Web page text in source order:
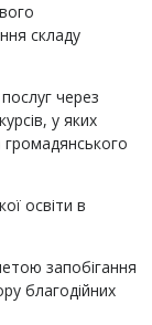
складу
через
у яких
громадянського
освіти в
запобігання
благодійних